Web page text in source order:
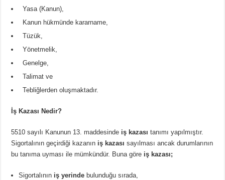
Yasa (Kanun),
Kanun hükmünde kararname,
Tüzük,
Yönetmelik,
Genelge,
Talimat ve
Tebliğlerden oluşmaktadır.
İş Kazası Nedir?
5510 sayılı Kanunun 13. maddesinde iş kazası tanımı yapılmıştır.
Sigortalının geçirdiği kazanın iş kazası sayılması ancak durumlarının
bu tanıma uyması ile mümkündür. Buna göre iş kazası;
Sigortalının iş yerinde bulunduğu sırada,